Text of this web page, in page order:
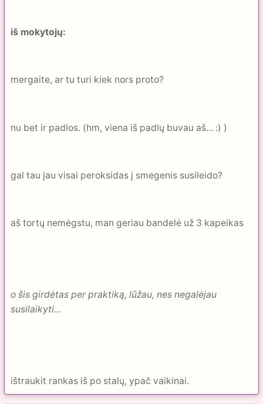
iš mokytojų:
mergaite, ar tu turi kiek nors proto?
nu bet ir padlos. (hm, viena iš padlų buvau aš... :) )
gal tau jau visai peroksidas į smegenis susileido?
aš tortų nemėgstu, man geriau bandelė už 3 kapeikas
o šis girdėtas per praktiką, lūžau, nes negalėjau
susilaikyti...
ištraukit rankas iš po stalų, ypač vaikinai.